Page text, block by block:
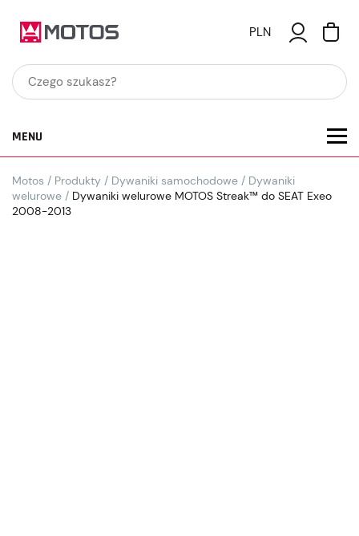
PLN
MENU
Motos / Produkty / Dywaniki samochodowe / Dywaniki
welurowe / Dywaniki welurowe MOTOS Streak™ do SEAT Exeo
2008-2013